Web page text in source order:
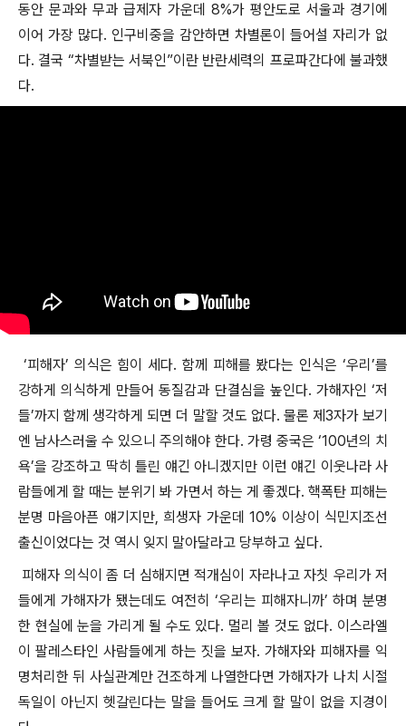
동안 문과와 무과 급제자 가운데 8%가 평안도로 서울과 경기에
이어 가장 많다. 인구비중을 감안하면 차별론이 들어설 자리가 없
다. 결국 “차별받는 서북인”이란 반란세력의 프로파간다에 불과했
다.
‘피해자’ 의식은 힘이 세다. 함께 피해를 봤다는 인식은 ‘우리’를
강하게 의식하게 만들어 동질감과 단결심을 높인다. 가해자인 ‘저
들’까지 함께 생각하게 되면 더 말할 것도 없다. 물론 제3자가 보기
엔 남사스러울 수 있으니 주의해야 한다. 가령 중국은 ‘100년의 치
욕’을 강조하고 딱히 틀린 얘긴 아니겠지만 이런 얘긴 이웃나라 사
람들에게 할 때는 분위기 봐 가면서 하는 게 좋겠다. 핵폭탄 피해는
분명 마음아픈 얘기지만, 희생자 가운데 10% 이상이 식민지조선
출신이었다는 것 역시 잊지 말아달라고 당부하고 싶다.
피해자 의식이 좀 더 심해지면 적개심이 자라나고 자칫 우리가 저
들에게 가해자가 됐는데도 여전히 ‘우리는 피해자니까’ 하며 분명
한 현실에 눈을 가리게 될 수도 있다. 멀리 볼 것도 없다. 이스라엘
이 팔레스타인 사람들에게 하는 짓을 보자. 가해자와 피해자를 익
명처리한 뒤 사실관계만 건조하게 나열한다면 가해자가 나치 시절
독일이 아닌지 헷갈린다는 말을 들어도 크게 할 말이 없을 지경이